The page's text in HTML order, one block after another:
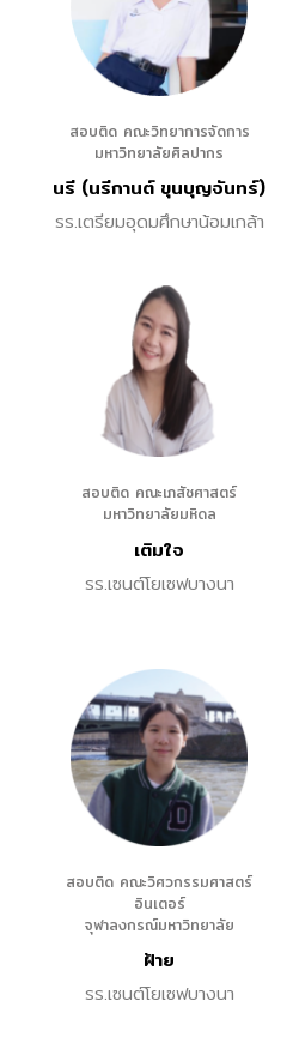
สอบติด คณะวิทยาการจัดการ
มหาวิทยาลัยศิลปากร
นรี (นรีกานต์ ขุนบุญจันทร์)
รร.เตรียมอุดมศึกษาน้อมเกล้า
สอบติด คณะเภสัชศาสตร์
มหาวิทยาลัยมหิดล
เติมใจ
รร.เซนต์โยเซฟบางนา
สอบติด คณะวิศวกรรมศาสตร์
อินเตอร์
จุฬาลงกรณ์มหาวิทยาลัย
ฝ้าย
รร.เซนต์โยเซฟบางนา